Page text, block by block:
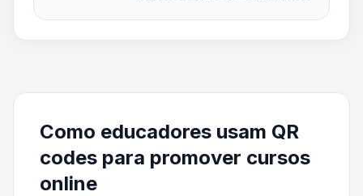
Como educadores usam QR
codes para promover cursos
online